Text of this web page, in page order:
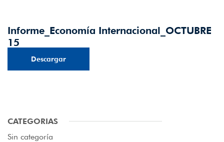
Informe_Economía Internacional_OCTUBRE
15
Descargar
CATEGORIAS
Sin categoría